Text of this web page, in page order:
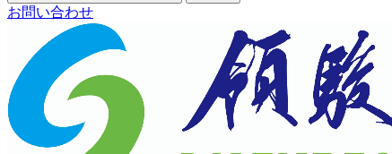
お問い合わせ